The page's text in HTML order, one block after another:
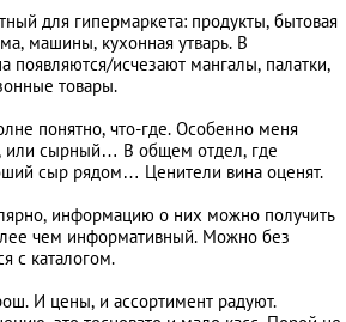
для гипермаркета: продукты, бытовая
машины, кухонная утварь. В
появляются/исчезают мангалы, палатки,
товары.
понятно, что-где. Особенно меня
или сырный… В общем отдел, где
сыр рядом… Ценители вина оценят.
информацию о них можно получить
чем информативный. Можно без
с каталогом.
И цены, и ассортимент радуют.